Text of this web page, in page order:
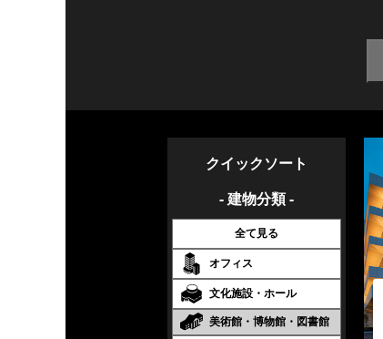
クイックソート
- 建物分類 -
全て見る
オフィス
文化施設・ホール
美術館・博物館・図書館